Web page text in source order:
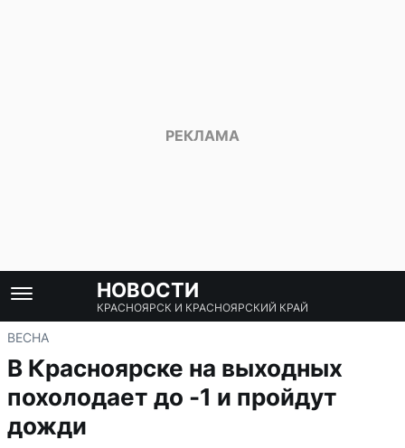
НОВОСТИ
КРАСНОЯРСК И КРАСНОЯРСКИЙ КРАЙ
ВЕСНА
В Красноярске на выходных
похолодает до -1 и пройдут
дожди